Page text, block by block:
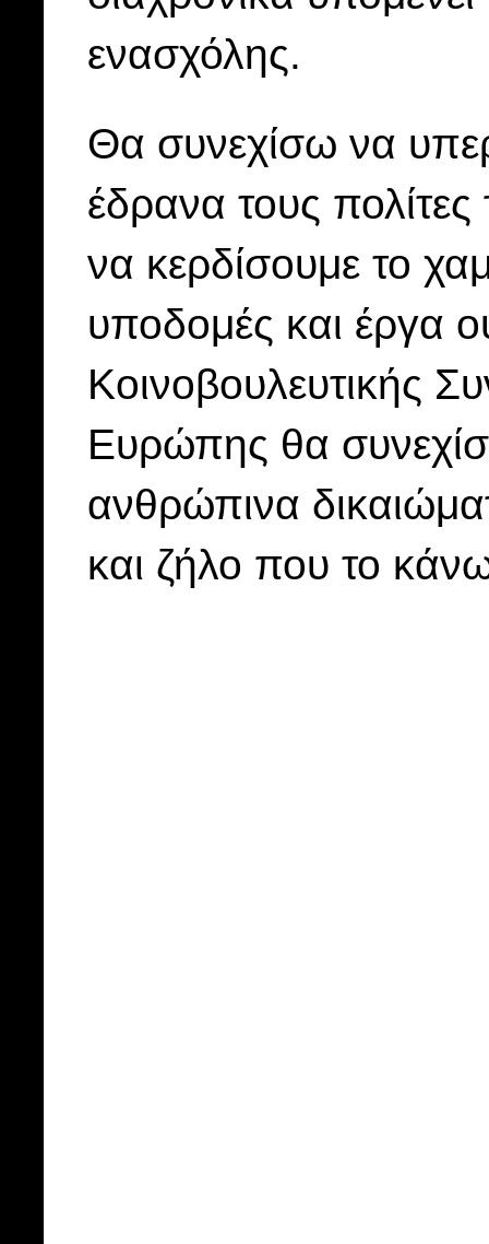
ενασχόλης.
Θα συνεχίσω να
έδρανα τους
να κερδίσουμε το
υποδομές και έργα
Κοινοβουλευτικής
Ευρώπης θα
ανθρώπινα
και ζήλο που το